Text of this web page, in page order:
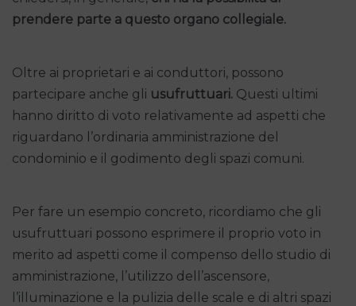
prendere parte a questo organo collegiale.
Oltre ai proprietari e ai conduttori, possono
partecipare anche gli usufruttuari. Questi ultimi
hanno diritto di voto relativamente ad aspetti che
riguardano l’ordinaria amministrazione del
condominio e il godimento degli spazi comuni.
Per fare un esempio concreto, ricordiamo che gli
usufruttuari possono esprimere il proprio voto in
merito ad aspetti come il compenso dello studio di
amministrazione, l’utilizzo dell’ascensore,
l’illuminazione e la pulizia delle scale e di altri spazi